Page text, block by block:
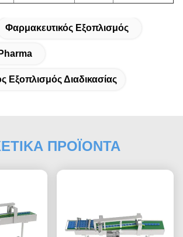
Φαρμακευτικός Εξοπλισμός
Εξοπλισμός Διαδικασίας
ΠΡΟΪΟΝΤΑ